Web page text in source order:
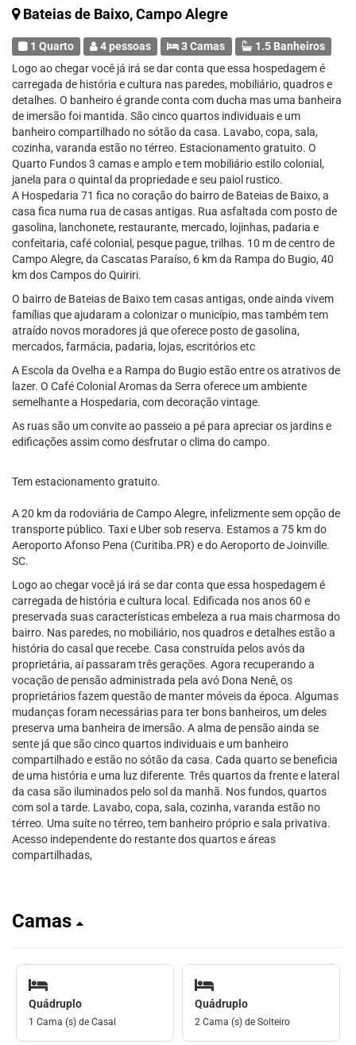
Bateias de Baixo, Campo Alegre
1 Quarto 4 pessoas 3 Camas
1.5 Banheiros
Logo ao chegar você já irá se dar conta que essa hospedagem é
carregada de história e cultura nas paredes, mobiliário, quadros e
detalhes. O banheiro é grande conta com ducha mas uma banheira
de imersão foi mantida. São cinco quartos individuais e um
banheiro compartilhado no sótão da casa. Lavabo, copa, sala,
cozinha, varanda estão no térreo. Estacionamento gratuito. O
Quarto Fundos 3 camas e amplo e tem mobiliário estilo colonial,
janela para o quintal da propriedade e seu paiol rustico.
A Hospedaria 71 fica no coração do bairro de Bateias de Baixo, a
casa fica numa rua de casas antigas. Rua asfaltada com posto de
gasolina, lanchonete, restaurante, mercado, lojinhas, padaria e
confeitaria, café colonial, pesque pague, trilhas. 10 m de centro de
Campo Alegre, da Cascatas Paraíso, 6 km da Rampa do Bugio, 40
km dos Campos do Quiriri.
O bairro de Bateias de Baixo tem casas antigas, onde ainda vivem
famílias que ajudaram a colonizar o município, mas também tem
atraído novos moradores já que oferece posto de gasolina,
mercados, farmácia, padaria, lojas, escritórios etc
A Escola da Ovelha e a Rampa do Bugio estão entre os atrativos de
lazer. O Café Colonial Aromas da Serra oferece um ambiente
semelhante a Hospedaria, com decoração vintage.
As ruas são um convite ao passeio a pé para apreciar os jardins e
edificações assim como desfrutar o clima do campo.
Tem estacionamento gratuito.
A 20 km da rodoviária de Campo Alegre, infelizmente sem opção de
transporte público. Taxi e Uber sob reserva. Estamos a 75 km do
Aeroporto Afonso Pena (Curitiba.PR) e do Aeroporto de Joinville.
SC.
Logo ao chegar você já irá se dar conta que essa hospedagem é
carregada de história e cultura local. Edificada nos anos 60 e
preservada suas características embeleza a rua mais charmosa do
bairro. Nas paredes, no mobiliário, nos quadros e detalhes estão a
história do casal que recebe. Casa construída pelos avós da
proprietária, aí passaram três gerações. Agora recuperando a
vocação de pensão administrada pela avó Dona Nenê, os
proprietários fazem questão de manter móveis da época. Algumas
mudanças foram necessárias para ter bons banheiros, um deles
preserva uma banheira de imersão. A alma de pensão ainda se
sente já que são cinco quartos individuais e um banheiro
compartilhado e estão no sótão da casa. Cada quarto se beneficia
de uma história e uma luz diferente. Três quartos da frente e lateral
da casa são iluminados pelo sol da manhã. Nos fundos, quartos
com sol a tarde. Lavabo, copa, sala, cozinha, varanda estão no
térreo. Uma suíte no térreo, tem banheiro próprio e sala privativa.
Acesso independente do restante dos quartos e áreas
compartilhadas,
Camas
Quádruplo
1 Cama (s) de Casal
Quádruplo
2 Cama (s) de Solteiro